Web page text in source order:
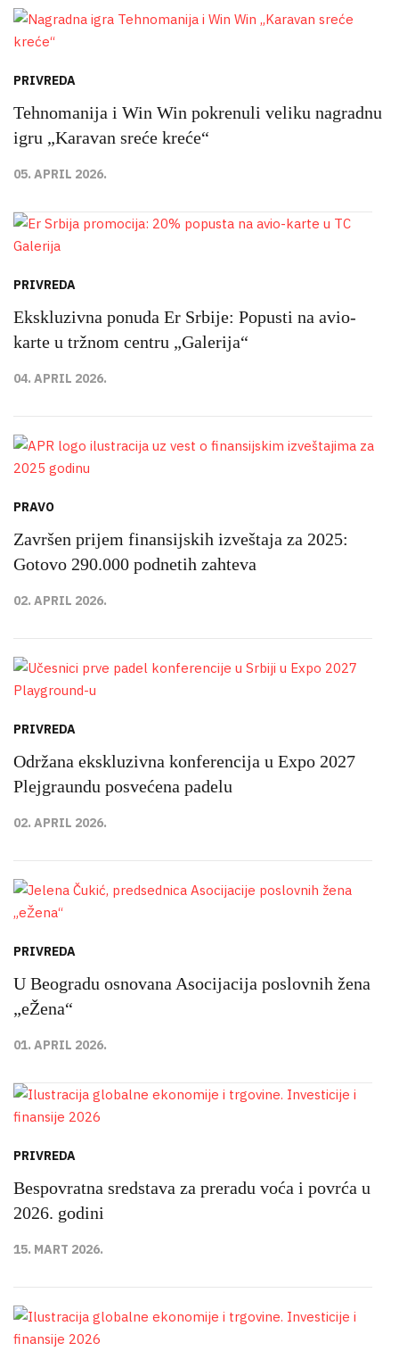
PRIVREDA
Tehnomanija i Win Win pokrenuli veliku nagradnu
igru „Karavan sreće kreće“
05. APRIL 2026.
PRIVREDA
Ekskluzivna ponuda Er Srbije: Popusti na avio-
karte u tržnom centru „Galerija“
04. APRIL 2026.
PRAVO
Završen prijem finansijskih izveštaja za 2025:
Gotovo 290.000 podnetih zahteva
02. APRIL 2026.
PRIVREDA
Održana ekskluzivna konferencija u Expo 2027
Plejgraundu posvećena padelu
02. APRIL 2026.
PRIVREDA
U Beogradu osnovana Asocijacija poslovnih žena
„eŽena“
01. APRIL 2026.
PRIVREDA
Bespovratna sredstava za preradu voća i povrća u
2026. godini
15. MART 2026.